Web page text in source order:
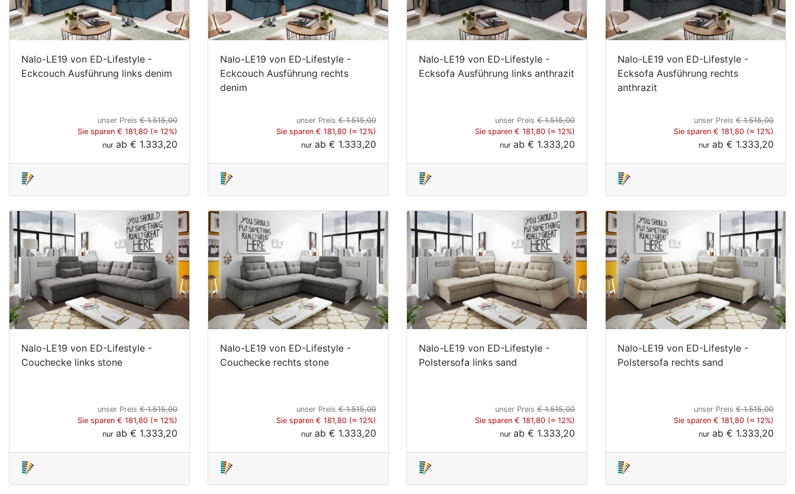
Nalo-LE19 von ED-Lifestyle -
Eckcouch Ausführung links denim
unser Preis € 1.515,00
Sie sparen € 181,80 (≈ 12%)
nur ab € 1.333,20
Nalo-LE19 von ED-Lifestyle -
Eckcouch Ausführung rechts
denim
unser Preis € 1.515,00
Sie sparen € 181,80 (≈ 12%)
nur ab € 1.333,20
Nalo-LE19 von ED-Lifestyle -
Ecksofa Ausführung links anthrazit
unser Preis € 1.515,00
Sie sparen € 181,80 (≈ 12%)
nur ab € 1.333,20
Nalo-LE19 von ED-Lifestyle -
Ecksofa Ausführung rechts
anthrazit
unser Preis € 1.515,00
Sie sparen € 181,80 (≈ 12%)
nur ab € 1.333,20
Nalo-LE19 von ED-Lifestyle -
Couchecke links stone
unser Preis € 1.515,00
Sie sparen € 181,80 (≈ 12%)
nur ab € 1.333,20
Nalo-LE19 von ED-Lifestyle -
Couchecke rechts stone
unser Preis € 1.515,00
Sie sparen € 181,80 (≈ 12%)
nur ab € 1.333,20
Nalo-LE19 von ED-Lifestyle -
Polstersofa links sand
unser Preis € 1.515,00
Sie sparen € 181,80 (≈ 12%)
nur ab € 1.333,20
Nalo-LE19 von ED-Lifestyle -
Polstersofa rechts sand
unser Preis € 1.515,00
Sie sparen € 181,80 (≈ 12%)
nur ab € 1.333,20